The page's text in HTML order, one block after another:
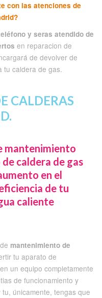
con las atenciones de
y seras atendido de
en reparacion de
de devolver de
tu caldera de gas.
CALDERAS
mantenimiento
caldera de gas
en el
de tu
caliente
mantenimiento de
tu aparato de
un equipo completamente
de funcionamiento y
únicamente, tengas que